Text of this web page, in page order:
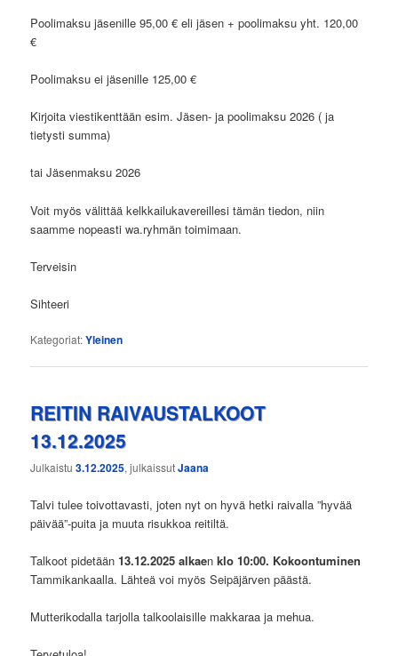
Poolimaksu jäsenille 95,00 € eli jäsen + poolimaksu yht. 120,00
€
Poolimaksu ei jäsenille 125,00 €
Kirjoita viestikenttään esim. Jäsen- ja poolimaksu 2026 ( ja
tietysti summa)
tai Jäsenmaksu 2026
Voit myös välittää kelkkailukavereillesi tämän tiedon, niin
saamme nopeasti wa.ryhmän toimimaan.
Terveisin
Sihteeri
Kategoriat:Yleinen
REITIN RAIVAUSTALKOOT
13.12.2025
Julkaistu3.12.2025, julkaissutJaana
Talvi tulee toivottavasti, joten nyt on hyvä hetki raivalla ”hyvää
päivää”-puita ja muuta risukkoa reitiltä.
Talkoot pidetään 13.12.2025 alkaenklo 10:00. Kokoontuminen
Tammikankaalla. Lähteä voi myös Seipäjärven päästä.
Mutterikodalla tarjolla talkoolaisille makkaraa ja mehua.